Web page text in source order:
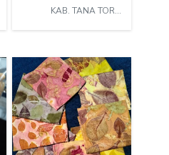
KAB. TANA TORAJA